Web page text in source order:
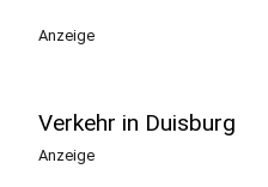
Anzeige
Verkehr in Duisburg
Anzeige